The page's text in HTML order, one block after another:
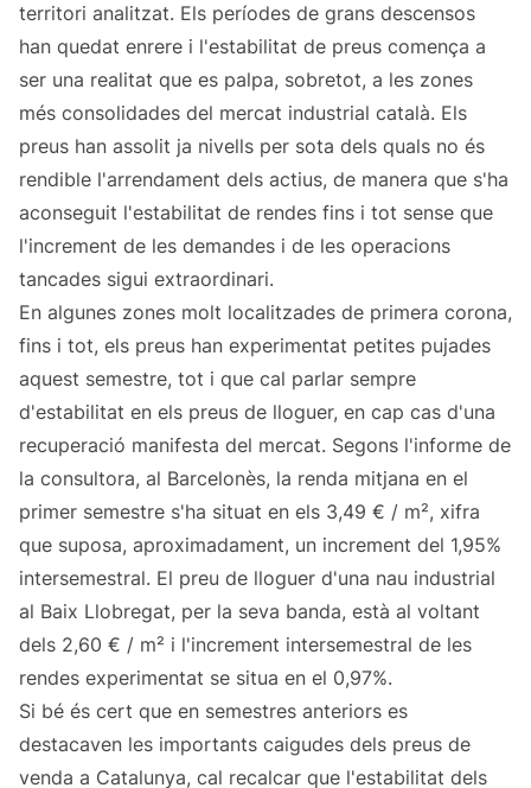
territori analitzat. Els períodes de grans descensos
han quedat enrere i l'estabilitat de preus comença a
ser una realitat que es palpa, sobretot, a les zones
més consolidades del mercat industrial català. Els
preus han assolit ja nivells per sota dels quals no és
rendible l'arrendament dels actius, de manera que s'ha
aconseguit l'estabilitat de rendes fins i tot sense que
l'increment de les demandes i de les operacions
tancades sigui extraordinari.
En algunes zones molt localitzades de primera corona,
fins i tot, els preus han experimentat petites pujades
aquest semestre, tot i que cal parlar sempre
d'estabilitat en els preus de lloguer, en cap cas d'una
recuperació manifesta del mercat. Segons l'informe de
la consultora, al Barcelonès, la renda mitjana en el
primer semestre s'ha situat en els 3,49 € / m², xifra
que suposa, aproximadament, un increment del 1,95%
intersemestral. El preu de lloguer d'una nau industrial
al Baix Llobregat, per la seva banda, està al voltant
dels 2,60 € / m² i l'increment intersemestral de les
rendes experimentat se situa en el 0,97%.
Si bé és cert que en semestres anteriors es
destacaven les importants caigudes dels preus de
venda a Catalunya, cal recalcar que l'estabilitat dels